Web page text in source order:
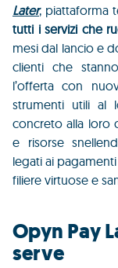
Later, piattaforma
tutti i servizi che
mesi dal lancio e
clienti che
l’offerta con
strumenti utili al
concreto alla loro
e risorse
legati ai
filiere virtuose e
Opyn Pay
serve